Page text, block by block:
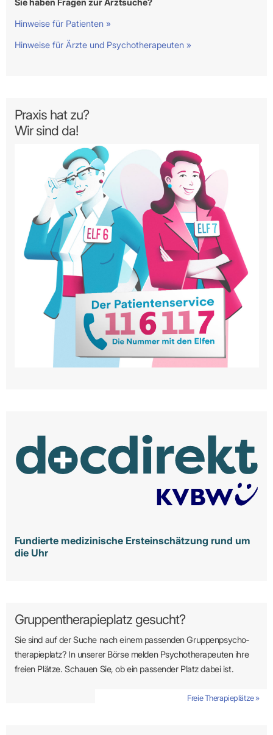
Sie haben Fragen zur Arztsuche?
Hinweise für Patienten »
Hinweise für Ärzte und Psychotherapeuten »
Praxis hat zu?
Wir sind da!
Fundierte medizinische Ersteinschätzung rund um
die Uhr
Gruppentherapieplatz gesucht?
Sie sind auf der Suche nach einem passenden Gruppen­psycho­
therapie­platz? In unserer Börse melden Psycho­­thera­­peuten ihre
freien Plätze. Schauen Sie, ob ein passender Platz dabei ist.
Freie Therapieplätze »